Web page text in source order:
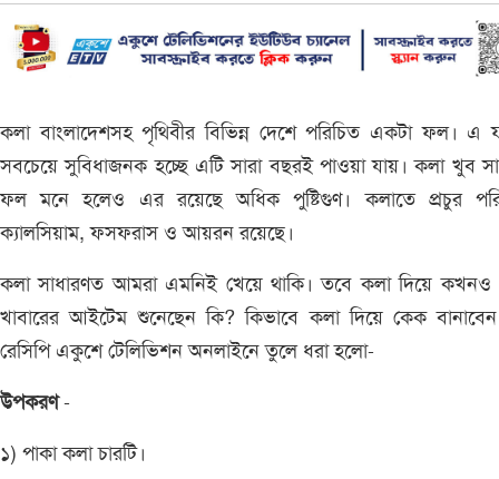
কলা বাংলাদেশসহ পৃথিবীর বিভিন্ন দেশে পরিচিত একটা ফল। এ
সবচেয়ে সুবিধাজনক হচ্ছে এটি সারা বছরই পাওয়া যায়। কলা খুব
ফল মনে হলেও এর রয়েছে অধিক পুষ্টিগুণ। কলাতে প্রচুর
ক্যালসিয়াম, ফসফরাস ও আয়রন রয়েছে।
কলা সাধারণত আমরা এমনিই খেয়ে থাকি। তবে কলা দিয়ে
খাবারের আইটেম শুনেছেন কি? কিভাবে কলা দিয়ে কেক
রেসিপি একুশে টেলিভিশন অনলাইনে তুলে ধরা হলো-
উপকরণ-
১) পাকা কলা চারটি।